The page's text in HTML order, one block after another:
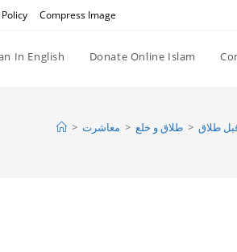
Compress Image
In English Donate Online Islam
> معاشرت > طلاق و خلع > طلاق